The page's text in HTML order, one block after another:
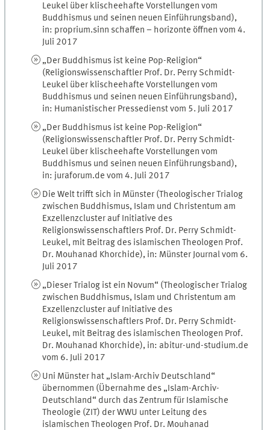
Leukel über klischeehafte Vorstellungen vom
Buddhismus und seinen neuen Einführungsband),
in: proprium.sinn schaffen – horizonte öffnen vom 4.
Juli 2017
„Der Buddhismus ist keine Pop-Religion“
(Religionswissenschaftler Prof. Dr. Perry Schmidt-
Leukel über klischeehafte Vorstellungen vom
Buddhismus und seinen neuen Einführungsband),
in: Humanistischer Pressedienst vom 5. Juli 2017
„Der Buddhismus ist keine Pop-Religion“
(Religionswissenschaftler Prof. Dr. Perry Schmidt-
Leukel über klischeehafte Vorstellungen vom
Buddhismus und seinen neuen Einführungsband),
in: juraforum.de vom 4. Juli 2017
Die Welt trifft sich in Münster (Theologischer Trialog
zwischen Buddhismus, Islam und Christentum am
Exzellenzcluster auf Initiative des
Religionswissenschaftlers Prof. Dr. Perry Schmidt-
Leukel, mit Beitrag des islamischen Theologen Prof.
Dr. Mouhanad Khorchide), in: Münster Journal vom 6.
Juli 2017
„Dieser Trialog ist ein Novum“ (Theologischer Trialog
zwischen Buddhismus, Islam und Christentum am
Exzellenzcluster auf Initiative des
Religionswissenschaftlers Prof. Dr. Perry Schmidt-
Leukel, mit Beitrag des islamischen Theologen Prof.
Dr. Mouhanad Khorchide), in: abitur-und-studium.de
vom 6. Juli 2017
Uni Münster hat „Islam-Archiv Deutschland“
übernommen (Übernahme des „Islam-Archiv-
Deutschland“ durch das Zentrum für Islamische
Theologie (ZIT) der WWU unter Leitung des
islamischen Theologen Prof. Dr. Mouhanad